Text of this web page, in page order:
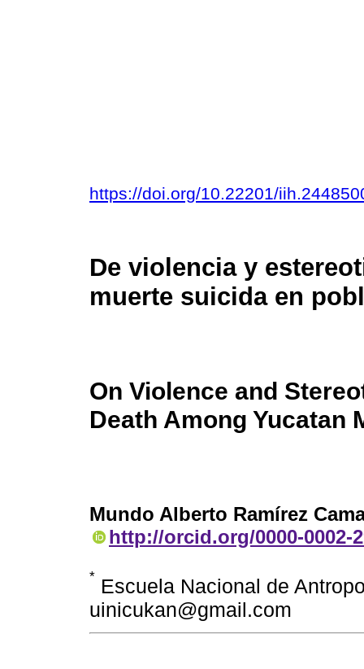
https://doi.org/10.22201/
De violencia y
muerte suicida en
On Violence and
Death Among Yucatan
Mundo Alberto Ramírez
http://orcid.org/0000-0002-
* Escuela Nacional de
uinicukan@gmail.com